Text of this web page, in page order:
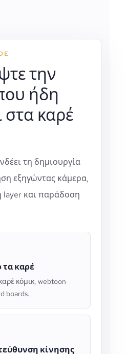
την
ήδη
στα καρέ
τη δημιουργία
εξηγώντας κάμερα,
layer και παράδοση
τα καρέ
κόμικ, webtoon
boards.
κίνησης